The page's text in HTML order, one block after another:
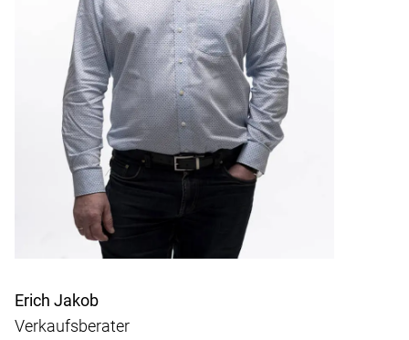
Erich Jakob
Verkaufsberater